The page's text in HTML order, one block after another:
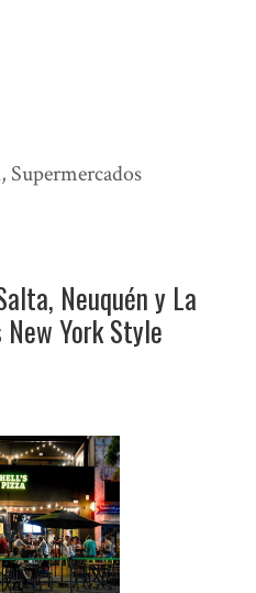
, Supermercados
Neuquén y La
York Style